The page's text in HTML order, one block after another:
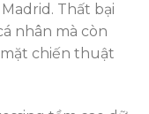
Thất bại
nhân mà còn
chiến thuật